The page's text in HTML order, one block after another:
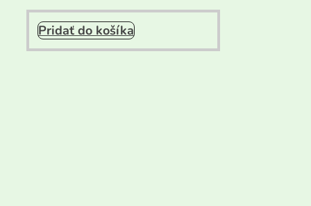
Pridať do košíka